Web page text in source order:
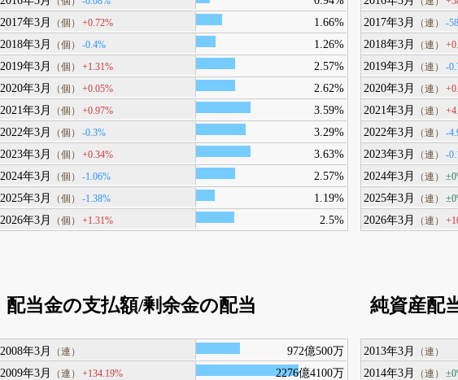
2017年3月
（個） +0.72%
1.66%
2018年3月
（個） -0.4%
1.26%
2019年3月
（個） +1.31%
2.57%
2020年3月
（個） +0.05%
2.62%
2021年3月
（個） +0.97%
3.59%
2022年3月
（個） -0.3%
3.29%
2023年3月
（個） +0.34%
3.63%
2024年3月
（個） -1.06%
2.57%
2025年3月
（個） -1.38%
1.19%
2026年3月
（個） +1.31% 2.5%
2017年3月
（連） -
2018年3月
（連）
2019年3月
（連） -
2020年3月
（連）
2021年3月
（連）
2022年3月
（連） -
2023年3月
（連） -
2024年3月
（連）
2025年3月
（連）
2026年3月
（連）
配当金の支払額/剰余金の配当
2008年3月 （連）
972億500万
2009年3月
（連） +134.19%
2276億4100万
純資産配
2013年3月 （連）
2014年3月
（連）